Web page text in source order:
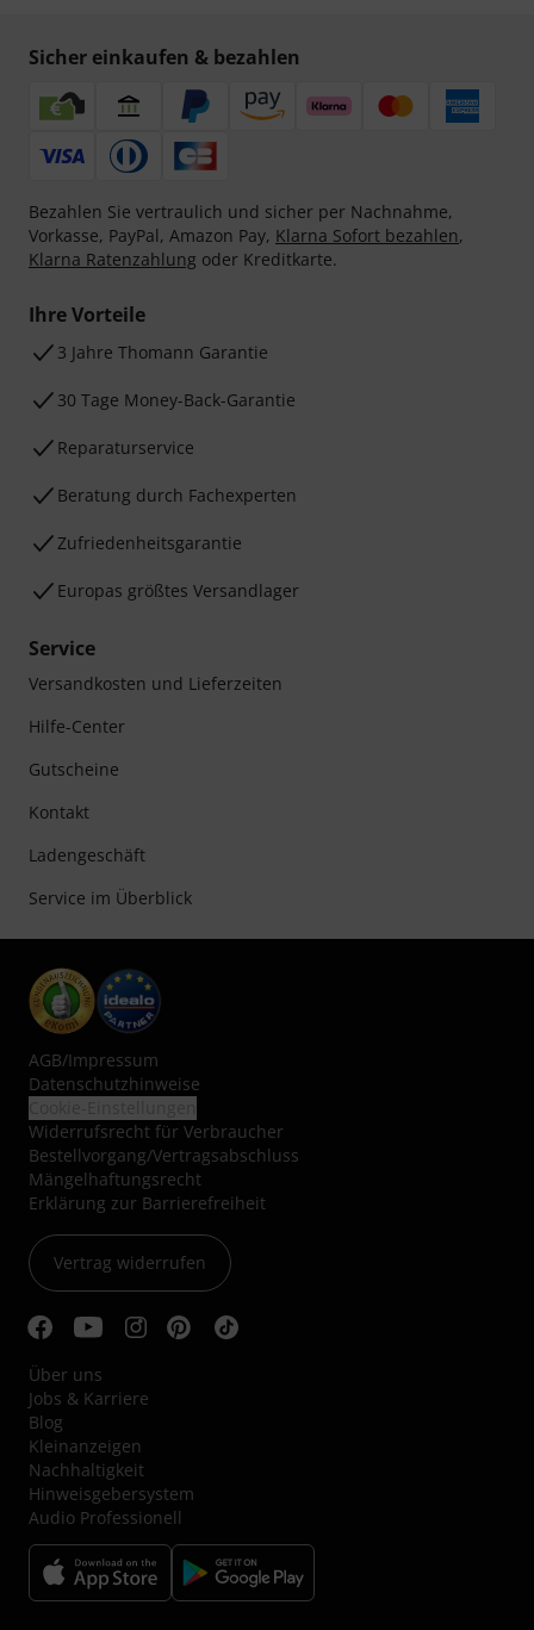
Sicher einkaufen & bezahlen
Bezahlen Sie vertraulich und sicher per Nachnahme,
Vorkasse, PayPal, Amazon Pay, Klarna Sofort bezahlen,
Klarna Ratenzahlung oder Kreditkarte.
Ihre Vorteile
3 Jahre Thomann Garantie
30 Tage Money-Back-Garantie
Reparaturservice
Beratung durch Fachexperten
Zufriedenheitsgarantie
Europas größtes Versandlager
Service
Versandkosten und Lieferzeiten
Hilfe-Center
Gutscheine
Kontakt
Ladengeschäft
Service im Überblick
AGB/Impressum
Datenschutzhinweise
Widerrufsrecht für Verbraucher
Bestellvorgang/Vertragsabschluss
Mängelhaftungsrecht
Erklärung zur Barrierefreiheit
Vertrag widerrufen
Über uns
Jobs & Karriere
Blog
Kleinanzeigen
Nachhaltigkeit
Hinweisgebersystem
Audio Professionell